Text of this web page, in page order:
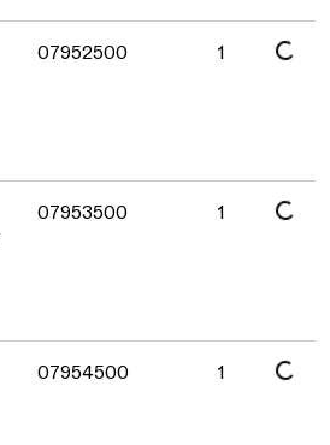
07952500 1
Daten werden geladen. Bitte warten...
07953500 1
Daten werden geladen. Bitte warten...
07954500 1